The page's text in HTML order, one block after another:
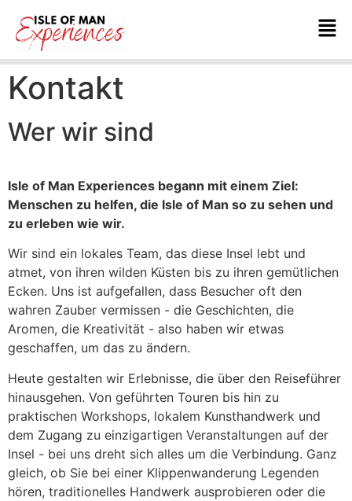
Kontakt
Wer wir sind
Isle of Man Experiences begann mit einem Ziel:
Menschen zu helfen, die Isle of Man so zu sehen und
zu erleben wie wir.
Wir sind ein lokales Team, das diese Insel lebt und
atmet, von ihren wilden Küsten bis zu ihren gemütlichen
Ecken. Uns ist aufgefallen, dass Besucher oft den
wahren Zauber vermissen - die Geschichten, die
Aromen, die Kreativität - also haben wir etwas
geschaffen, um das zu ändern.
Heute gestalten wir Erlebnisse, die über den Reiseführer
hinausgehen. Von geführten Touren bis hin zu
praktischen Workshops, lokalem Kunsthandwerk und
dem Zugang zu einzigartigen Veranstaltungen auf der
Insel - bei uns dreht sich alles um die Verbindung. Ganz
gleich, ob Sie bei einer Klippenwanderung Legenden
hören, traditionelles Handwerk ausprobieren oder die